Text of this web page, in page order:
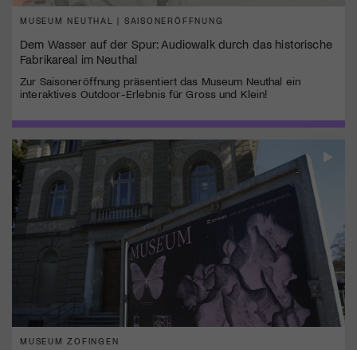
MUSEUM NEUTHAL | SAISONERÖFFNUNG
Dem Wasser auf der Spur: Audiowalk durch das historische
Fabrikareal im Neuthal
Zur Saisoneröffnung präsentiert das Museum Neuthal ein
interaktives Outdoor-Erlebnis für Gross und Klein!
MUSEUM ZOFINGEN